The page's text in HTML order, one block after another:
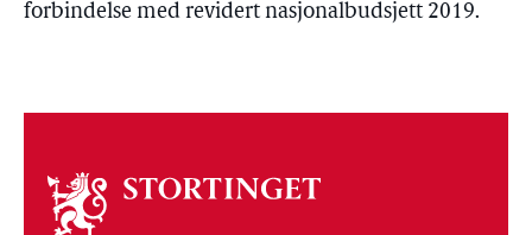
forbindelse med revidert nasjonalbudsjett 2019.
Om
stortinget